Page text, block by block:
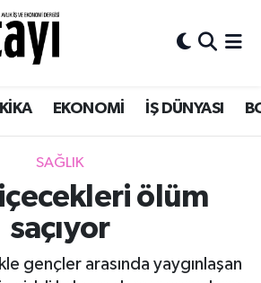
EKONOMİ İŞ DÜNYASI
SAĞLIK
ölüm
saçıyor
gençler arasında yaygınlaşan
Vakitleri